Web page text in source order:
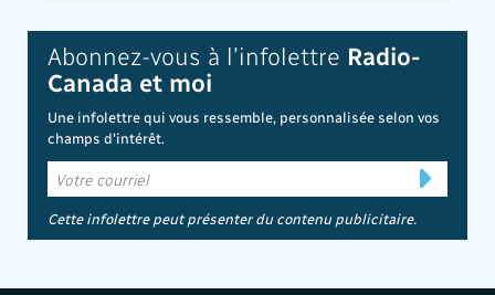
Abonnez-vous à l’infolettre Radio-
Canada et moi
Une infolettre qui vous ressemble, personnalisée selon vos
champs d'intérêt.
Cette infolettre peut présenter du contenu publicitaire.